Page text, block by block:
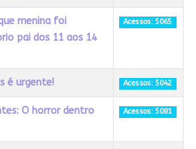
menina foi
pai dos 11 aos 14
Acessos: 5065
é urgente! Acessos: 5042
O horror dentro
Acessos: 5081